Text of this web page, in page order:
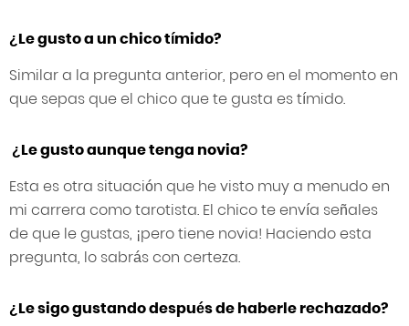
¿Le gusto a un chico tímido?
Similar a la pregunta anterior, pero en el momento en
que sepas que el chico que te gusta es tímido.
¿Le gusto aunque tenga novia?
Esta es otra situación que he visto muy a menudo en
mi carrera como tarotista. El chico te envía señales
de que le gustas, ¡pero tiene novia! Haciendo esta
pregunta, lo sabrás con certeza.
¿Le sigo gustando después de haberle rechazado?